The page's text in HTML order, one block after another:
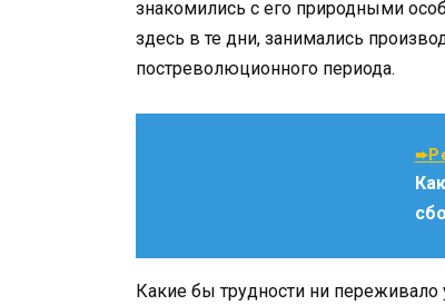
знакомились с его природными
здесь в те дни, занимались
постреволюционного периода.
Какие бы трудности ни